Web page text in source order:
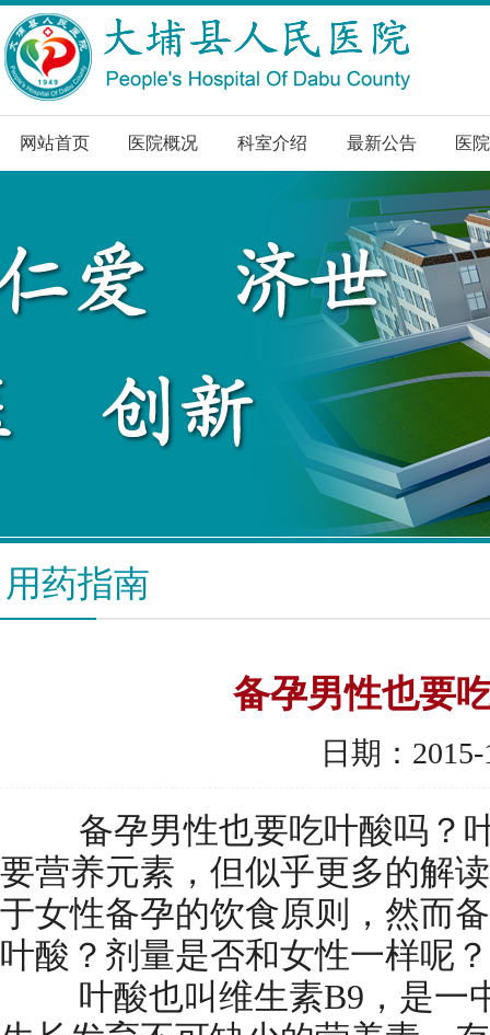
网站首页 医院概况 科室介绍 最新公告 医
用药指南
备孕男性也要
日期：
备孕男性也要吃叶酸吗？叶
要营养元素，但似乎更多的解
于女性备孕的饮食原则，然而
叶酸？剂量是否和女性一样呢？
叶酸也叫维生素B9，是一